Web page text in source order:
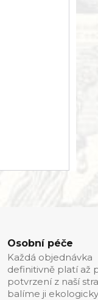
Osobní péče
Každá objednávka
definitivně platí až
potvrzení z naší
balíme ji